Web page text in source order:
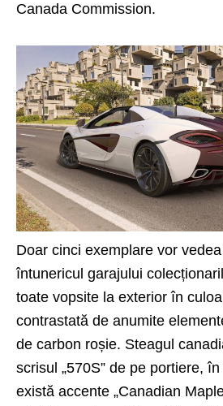
Canada Commission.
Doar cinci exemplare vor
întunericul garajului
toate vopsite la exterior în
contrastată de anumite
de carbon roșie. Steagul
scrisul „570S” de pe portiere,
există accente „Canadian